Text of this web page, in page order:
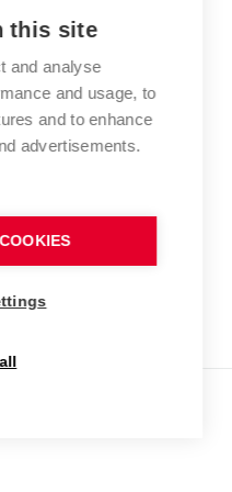
and students
Technology
this site
and analyse
and usage, to
and to enhance
advertisements.